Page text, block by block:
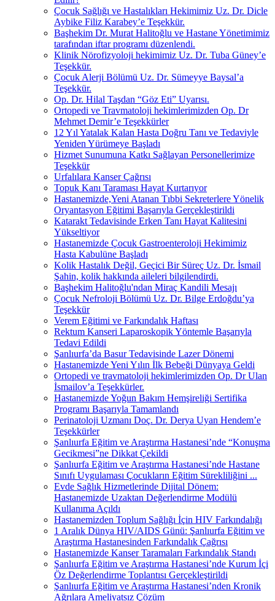
Çocuk Sağlığı ve Hastalıkları Hekimimiz Uz. Dr. Dicle
Aybike Filiz Karabey’e Teşekkür.
Başhekim Dr. Murat Halitoğlu ve Hastane Yönetimimiz
tarafından iftar programı düzenlendi.
Klinik Nörofizyoloji hekimimiz Uz. Dr. Tuba Güney’e
Teşekkür.
Çocuk Alerji Bölümü Uz. Dr. Sümeyye Baysal’a
Teşekkür.
Op. Dr. Hilal Taşdan “Göz Eti” Uyarısı.
Ortopedi ve Travmatoloji hekimlerimizden Op. Dr
Mehmet Demir’e Teşekkürler
12 Yıl Yatalak Kalan Hasta Doğru Tanı ve Tedaviyle
Yeniden Yürümeye Başladı
Hizmet Sunumuna Katkı Sağlayan Personellerimize
Teşekkür
Urfalılara Kanser Çağrısı
Topuk Kanı Taraması Hayat Kurtarıyor
Hastanemizde,Yeni Atanan Tıbbi Sekreterlere Yönelik
Oryantasyon Eğitimi Başarıyla Gerçekleştirildi
Katarakt Tedavisinde Erken Tanı Hayat Kalitesini
Yükseltiyor
Hastanemizde Çocuk Gastroenteroloji Hekimimiz
Hasta Kabulüne Başladı
Kolik Hastalık Değil, Geçici Bir Süreç Uz. Dr. İsmail
Şahin, kolik hakkında aileleri bilgilendirdi.
Başhekim Halitoğlu'ndan Miraç Kandili Mesajı
Çocuk Nefroloji Bölümü Uz. Dr. Bilge Erdoğdu’ya
Teşekkür
Verem Eğitimi ve Farkındalık Haftası
Rektum Kanseri Laparoskopik Yöntemle Başarıyla
Tedavi Edildi
Şanlıurfa’da Basur Tedavisinde Lazer Dönemi
Hastanemizde Yeni Yılın İlk Bebeği Dünyaya Geldi
Ortopedi ve travmatoloji hekimlerimizden Op. Dr Ulan
İsmailov’a Teşekkürler.
Hastanemizde Yoğun Bakım Hemşireliği Sertifika
Programı Başarıyla Tamamlandı
Perinatoloji Uzmanı Doç. Dr. Derya Uyan Hendem’e
Teşekkürler
Şanlıurfa Eğitim ve Araştırma Hastanesi’nde “Konuşma
Gecikmesi”ne Dikkat Çekildi
Şanlıurfa Eğitim ve Araştırma Hastanesi’nde Hastane
Sınıfı Uygulaması Çocukların Eğitim Sürekliliğini ...
Evde Sağlık Hizmetlerinde Dijital Dönem:
Hastanemizde Uzaktan Değerlendirme Modülü
Kullanıma Açıldı
Hastanemizden Toplum Sağlığı İçin HIV Farkındalığı
1 Aralık Dünya HIV/AIDS Günü: Şanlıurfa Eğitim ve
Araştırma Hastanesinden Farkındalık Çağrısı
Hastanemizde Kanser Taramaları Farkındalık Standı
Şanlıurfa Eğitim ve Araştırma Hastanesi’nde Kurum İçi
Öz Değerlendirme Toplantısı Gerçekleştirildi
Şanlıurfa Eğitim ve Araştırma Hastanesi’nden Kronik
Ağrılara Ameliyatsız Çözüm